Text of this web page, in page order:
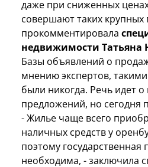
даже при сниженных
совершают таких крупных
прокомментировала
недвижимости Татьяна
Базы объявлений о
мнению экспертов,
были никогда. Речь идет о
предложений, но сегодня
- Жилье чаще всего
наличных средств у
поэтому государственная
необходима, - заключила